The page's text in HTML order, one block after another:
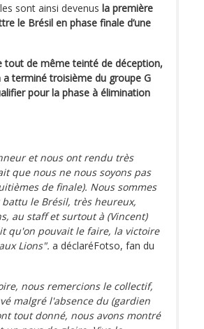
sont ainsi devenus la première
le Brésil en phase finale d’une
tout de même teinté de déception,
a terminé troisième du groupe G
pour la phase à élimination
et nous ont rendu très
que nous ne nous soyons pas
de finale). Nous sommes
le Brésil, très heureux,
au staff et surtout à (Vincent)
qu'on pouvait le faire, la victoire
Lions". a déclaréFotso, fan du
nous remercions le collectif,
malgré l'absence du (gardien
tout donné, nous avons montré